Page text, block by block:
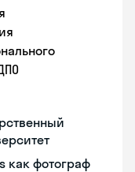
как фотограф